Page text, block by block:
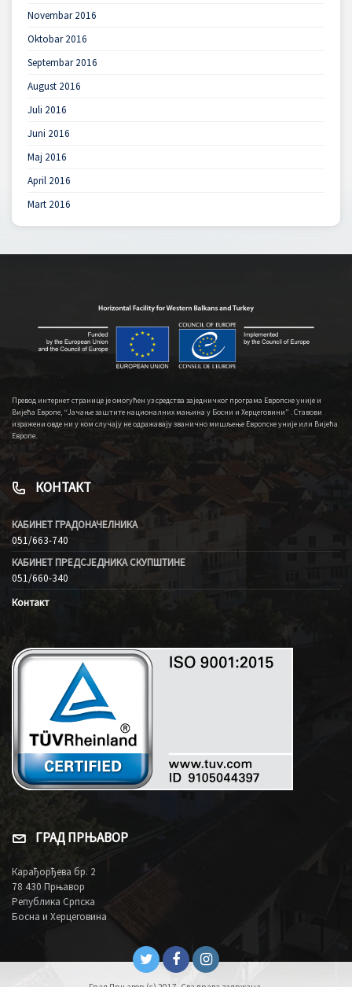
Novembar 2016
Oktobar 2016
Septembar 2016
August 2016
Juli 2016
Juni 2016
Maj 2016
April 2016
Mart 2016
Превод интернет странице је омогућен уз средства заједничког програма Европске уније и
Вијећа Европе, “Јачање заштите националних мањина у Босни и Херцеговини” . Ставови
изражени овде ни у ком случају не одражавају званично мишљење Европске уније или Вијећа
Европе.
КОНТАКТ
КАБИНЕТ ГРАДОНАЧЕЛНИКА
051/663-740
КАБИНЕТ ПРЕДСЈЕДНИКА СКУПШТИНЕ
051/660-340
Контакт
ГРАД ПРЊАВОР
Карађорђева бр. 2
78 430 Прњавор
Република Српска
Босна и Херцеговина